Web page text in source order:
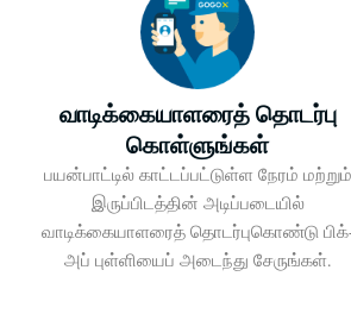
வாடிக்கையாளரைத் தொடர்பு
கொள்ளுங்கள்
பயன்பாட்டில் காட்டப்பட்டுள்ள நேரம் மற்றும்
இருப்பிடத்தின் அடிப்படையில்
வாடிக்கையாளரைத் தொடர்புகொண்டு
அப் புள்ளியைப் அடைந்து சேருங்கள்.